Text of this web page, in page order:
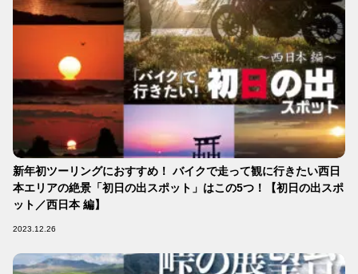
新年初ツーリングにおすすめ！ バイクで走って観に行きたい西日
本エリアの絶景「初日の出スポット」はこの5つ！【初日の出スポ
ット／西日本 編】
2023.12.26